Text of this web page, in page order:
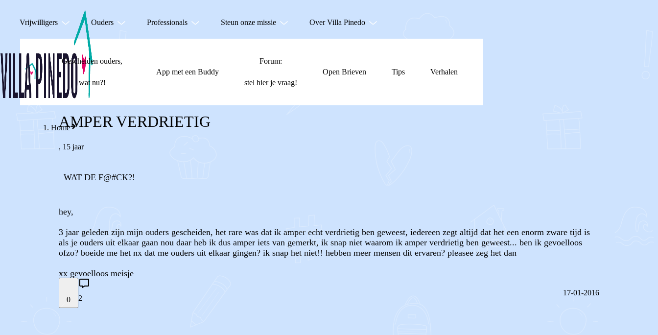
Vrijwilligers Ouders Professionals Steun onze missie Over Villa Pinedo
Gescheiden ouders,
wat nu?!
App met een Buddy
Forum:
stel hier je vraag!
Open Brieven Tips Verhalen
HomeAMPER VERDRIETIG
, 15 jaar
WAT DE F@#CK?!
hey,
3 jaar geleden zijn mijn ouders gescheiden, het rare was dat ik amper echt verdrietig ben geweest, iedereen zegt altijd dat het een enorm zware tijd is
als je ouders uit elkaar gaan nou daar heb ik dus amper iets van gemerkt, ik snap niet waarom ik amper verdrietig ben geweest... ben ik gevoelloos
ofzo? boeide me het nx dat me ouders uit elkaar gingen? ik snap het niet!! hebben meer mensen dit ervaren? pleasee zeg het dan
xx gevoelloos meisje
0 2
17-01-2016